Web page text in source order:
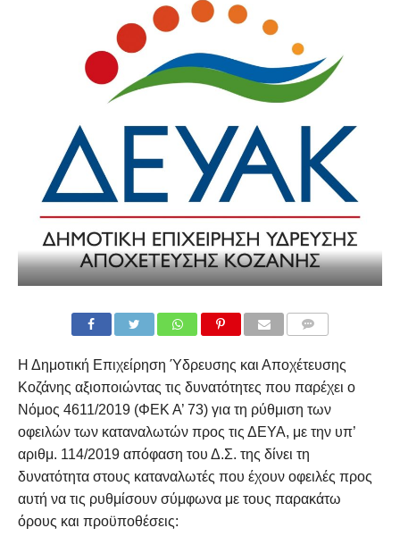
Η Δημοτική Επιχείρηση Ύδρευσης και Αποχέτευσης
Κοζάνης αξιοποιώντας τις δυνατότητες που παρέχει ο
Νόμος 4611/2019 (ΦΕΚ Α’ 73) για τη ρύθμιση των
οφειλών των καταναλωτών προς τις ΔΕΥΑ, με την υπ’
αριθμ. 114/2019 απόφαση του Δ.Σ. της δίνει τη
δυνατότητα στους καταναλωτές που έχουν οφειλές προς
αυτή να τις ρυθμίσουν σύμφωνα με τους παρακάτω
όρους και προϋποθέσεις: